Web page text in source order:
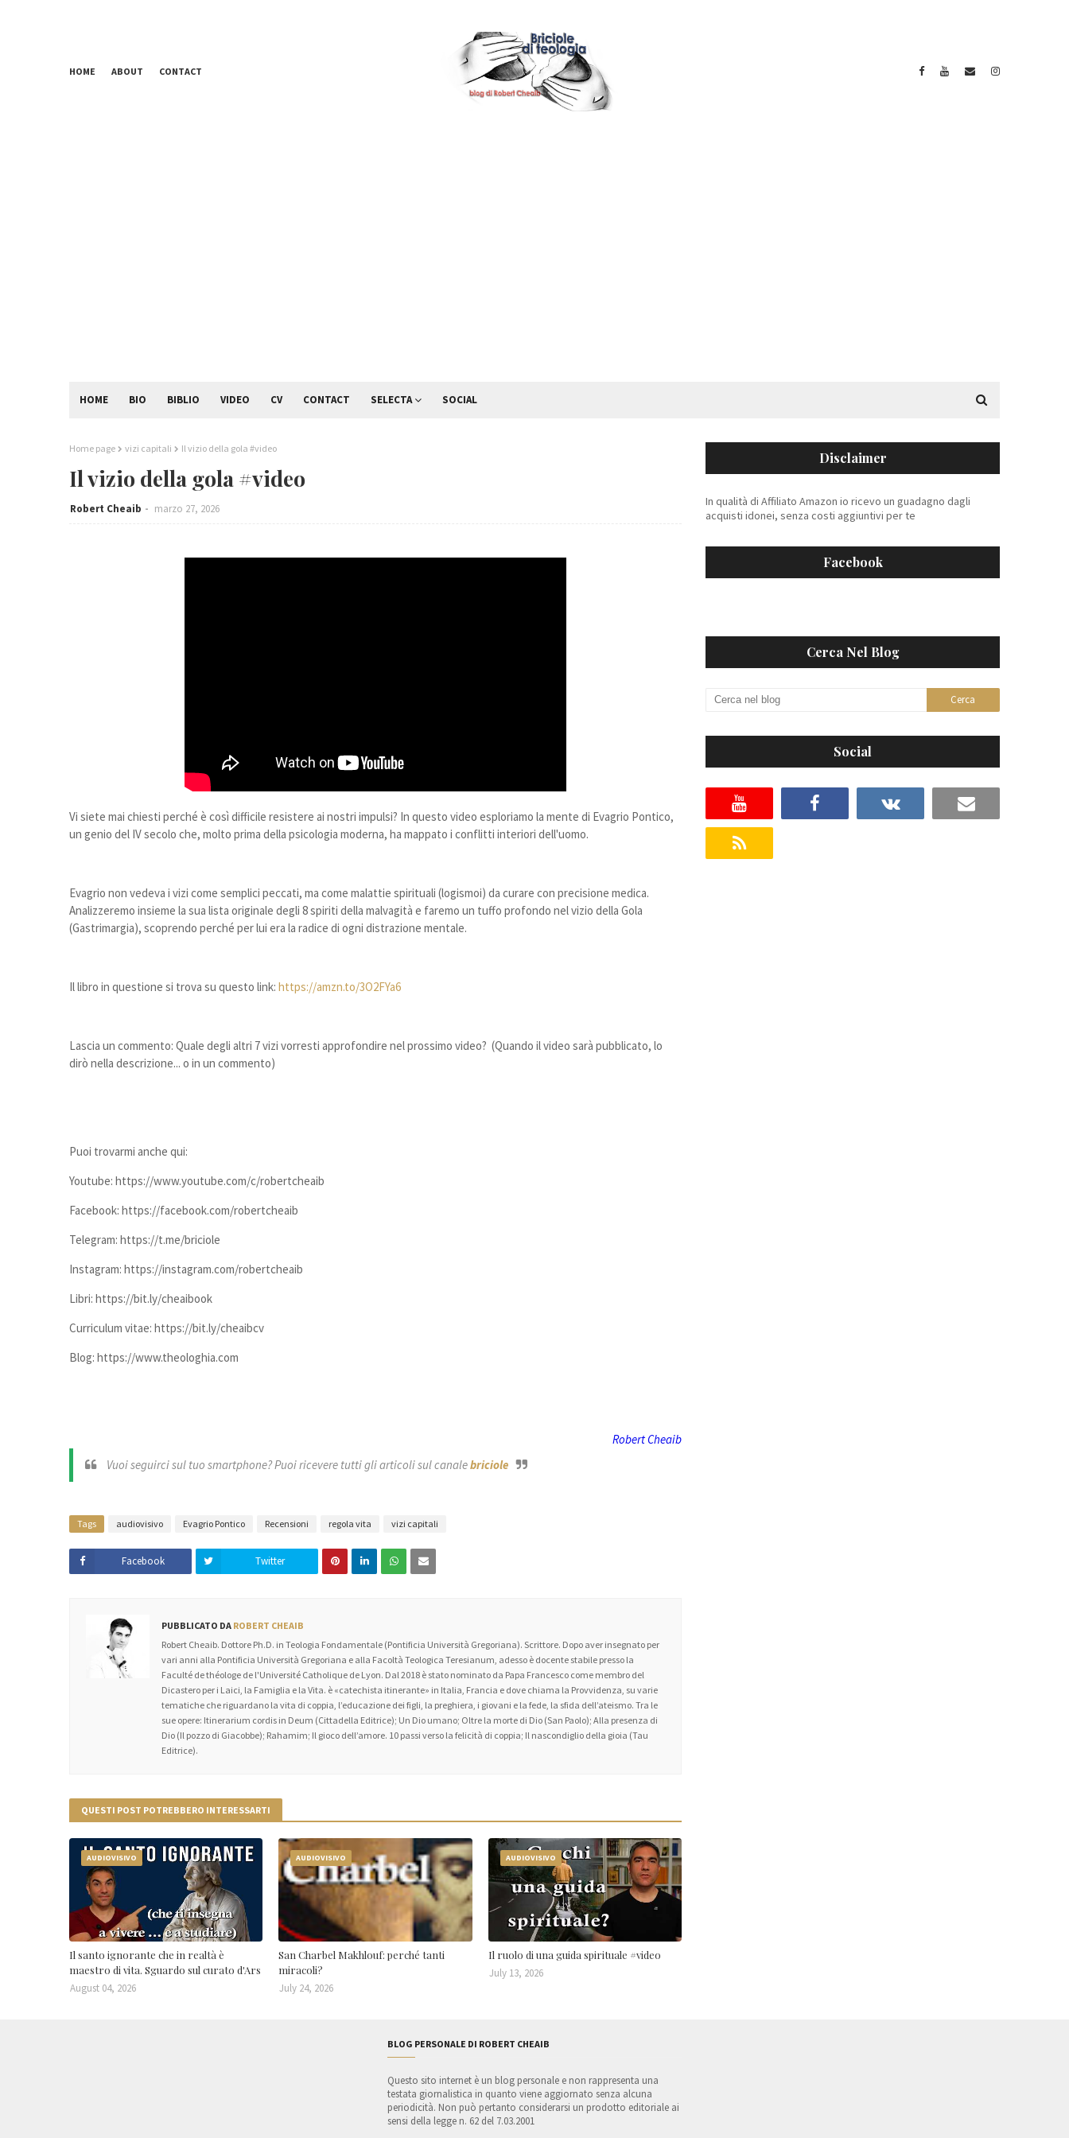
HOME ABOUT CONTACT
HOME BIO BIBLIO VIDEO CV CONTACT SELECTA SOCIAL
Home page vizi capitali Il vizio della gola #video
Il vizio della gola #video
Robert Cheaib marzo 27, 2026
Vi siete mai chiesti perché è così difficile resistere ai nostri impulsi? In questo video esploriamo la mente di Evagrio Pontico,
un genio del IV secolo che, molto prima della psicologia moderna, ha mappato i conflitti interiori dell'uomo.
Evagrio non vedeva i vizi come semplici peccati, ma come malattie spirituali (logismoi) da curare con precisione medica.
Analizzeremo insieme la sua lista originale degli 8 spiriti della malvagità e faremo un tuffo profondo nel vizio della Gola
(Gastrimargia), scoprendo perché per lui era la radice di ogni distrazione mentale.
Il libro in questione si trova su questo link: https://amzn.to/3O2FYa6
Lascia un commento: Quale degli altri 7 vizi vorresti approfondire nel prossimo video? (Quando il video sarà pubblicato, lo
dirò nella descrizione... o in un commento)
Puoi trovarmi anche qui:
Youtube: https://www.youtube.com/c/robertcheaib
Facebook: https://facebook.com/robertcheaib
Telegram: https://t.me/briciole
Instagram: https://instagram.com/robertcheaib
Libri: https://bit.ly/cheaibook
Curriculum vitae: https://bit.ly/cheaibcv
Blog: https://www.theologhia.com
Robert Cheaib
Vuoi seguirci sul tuo smartphone? Puoi ricevere tutti gli articoli sul canalebriciole
Tags audiovisivo Evagrio Pontico Recensioni regola vita vizi capitali
Facebook Twitter
PUBBLICATO DA ROBERT CHEAIB
Robert Cheaib. Dottore Ph.D. in Teologia Fondamentale (Pontificia Università Gregoriana). Scrittore. Dopo aver insegnato per
vari anni alla Pontificia Università Gregoriana e alla Facoltà Teologica Teresianum, adesso è docente stabile presso la
Faculté de théologe de l'Université Catholique de Lyon. Dal 2018 è stato nominato da Papa Francesco come membro del
Dicastero per i Laici, la Famiglia e la Vita. è «catechista itinerante» in Italia, Francia e dove chiama la Provvidenza, su varie
tematiche che riguardano la vita di coppia, l’educazione dei figli, la preghiera, i giovani e la fede, la sfida dell’ateismo. Tra le
sue opere: Itinerarium cordis in Deum (Cittadella Editrice); Un Dio umano; Oltre la morte di Dio (San Paolo); Alla presenza di
Dio (Il pozzo di Giacobbe); Rahamim; Il gioco dell’amore. 10 passi verso la felicità di coppia; Il nascondiglio della gioia (Tau
Editrice).
QUESTI POST POTREBBERO INTERESSARTI
AUDIOVISIVO
Il santo ignorante che in realtà è
maestro di vita. Sguardo sul curato d'Ars
August 04, 2026
AUDIOVISIVO
San Charbel Makhlouf: perché tanti
miracoli?
July 24, 2026
AUDIOVISIVO
Il ruolo di una guida spirituale #video
July 13, 2026
Disclaimer
In qualità di Affiliato Amazon io ricevo un guadagno dagli
acquisti idonei, senza costi aggiuntivi per te
Facebook
Cerca Nel Blog
Social
BLOG PERSONALE DI ROBERT CHEAIB
Questo sito internet è un blog personale e non rappresenta una
testata giornalistica in quanto viene aggiornato senza alcuna
periodicità. Non può pertanto considerarsi un prodotto editoriale ai
sensi della legge n. 62 del 7.03.2001